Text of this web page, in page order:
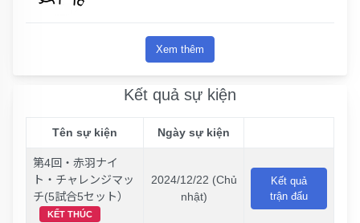
Xem thêm
Kết quả sự kiện
Tên sự kiện Ngày sự kiện
第4回・赤羽ナイ
ト・チャレンジマッ
チ(5試合5セット）
KẾT THÚC
2024/12/22 (Chủ
nhật)
Kết quả
trận đấu